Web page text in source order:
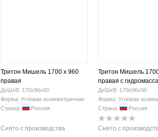
Тритон Мишель 1700 х 960
правая
ДхШхВ: 170х96х60
Форма: Угловая асимметричная
Страна:
Россия
Снято с производства
Тритон Мишель
правая с
ДхШхВ: 170х96х60
Форма: Угловая
Страна:
Россия
Снято с